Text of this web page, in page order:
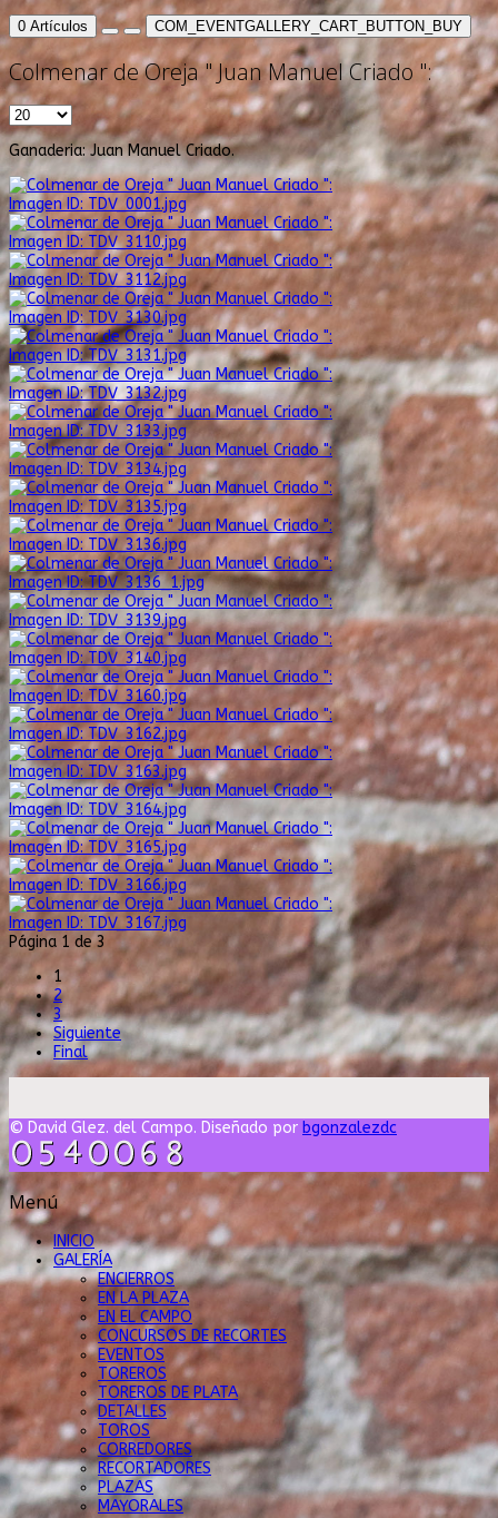
0 Artículos COM_EVENTGALLERY_CART_BUTTON_BUY
Colmenar de Oreja " Juan Manuel Criado ":
Ganaderia: Juan Manuel Criado.
Imagen ID: TDV_0001.jpg
Imagen ID: TDV_3110.jpg
Imagen ID: TDV_3112.jpg
Imagen ID: TDV_3130.jpg
Imagen ID: TDV_3131.jpg
Imagen ID: TDV_3132.jpg
Imagen ID: TDV_3133.jpg
Imagen ID: TDV_3134.jpg
Imagen ID: TDV_3135.jpg
Imagen ID: TDV_3136.jpg
Imagen ID: TDV_3136_1.jpg
Imagen ID: TDV_3139.jpg
Imagen ID: TDV_3140.jpg
Imagen ID: TDV_3160.jpg
Imagen ID: TDV_3162.jpg
Imagen ID: TDV_3163.jpg
Imagen ID: TDV_3164.jpg
Imagen ID: TDV_3165.jpg
Imagen ID: TDV_3166.jpg
Imagen ID: TDV_3167.jpg
Página 1 de 3
1
2
3
Siguiente
Final
© David Glez. del Campo. Diseñado por bgonzalezdc
Menú
INICIO
GALERÍA
ENCIERROS
EN LA PLAZA
EN EL CAMPO
CONCURSOS DE RECORTES
EVENTOS
TOREROS
TOREROS DE PLATA
DETALLES
TOROS
CORREDORES
RECORTADORES
PLAZAS
MAYORALES